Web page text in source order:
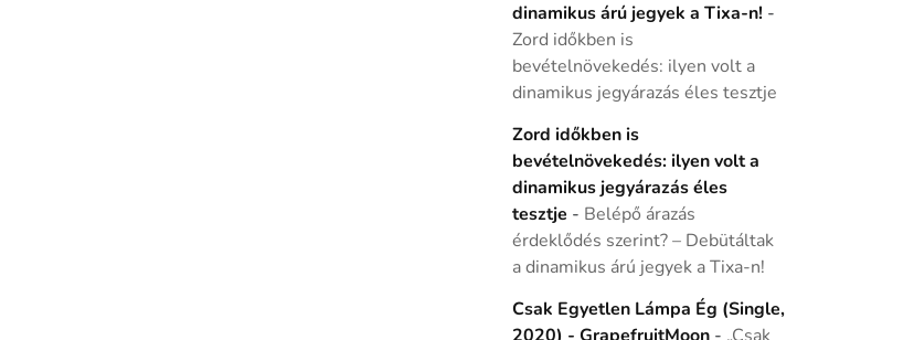
dinamikus árú jegyek a Tixa-n! -
Zord időkben is
bevételnövekedés: ilyen volt a
dinamikus jegyárazás éles tesztje
Zord időkben is
bevételnövekedés: ilyen volt a
dinamikus jegyárazás éles
tesztje - Belépő árazás
érdeklődés szerint? – Debütáltak
a dinamikus árú jegyek a Tixa-n!
Csak Egyetlen Lámpa Ég (Single,